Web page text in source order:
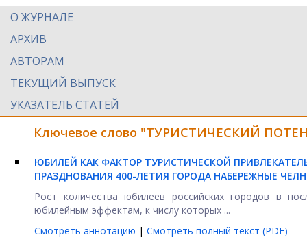
О ЖУРНАЛЕ
АРХИВ
АВТОРАМ
ТЕКУЩИЙ ВЫПУСК
УКАЗАТЕЛЬ СТАТЕЙ
Ключевое слово "ТУРИСТИЧЕСКИЙ
ЮБИЛЕЙ КАК ФАКТОР ТУРИСТИЧЕСКОЙ
ПРАЗДНОВАНИЯ 400-ЛЕТИЯ ГОРОДА НАБЕРЕЖНЫЕ
Рост количества юбилеев российских городов в
юбилейным эффектам, к числу которых ...
Смотреть аннотацию | Смотреть полный текст (PDF)